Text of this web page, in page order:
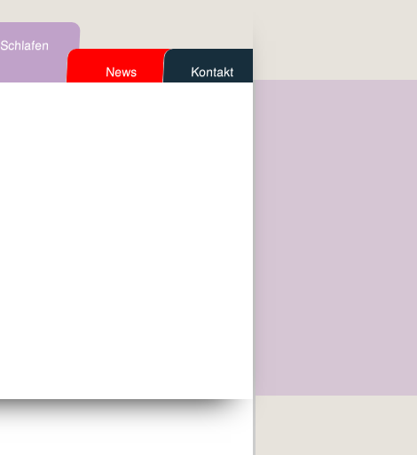
Schlafen
News
Kontakt